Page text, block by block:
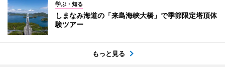
学ぶ・知る
しまなみ海道の「来島海峡大橋」で季節限定塔頂体
験ツアー
もっと見る